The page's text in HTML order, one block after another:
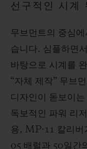
선구적인 시계
무브먼트의 중심
습니다. 심플하면
바탕으로 시계를
“자체 제작” 무브
디자인이 돋보이
독보적인 파워 리
용, MP-11 칼리버
05 배럴과 50일간